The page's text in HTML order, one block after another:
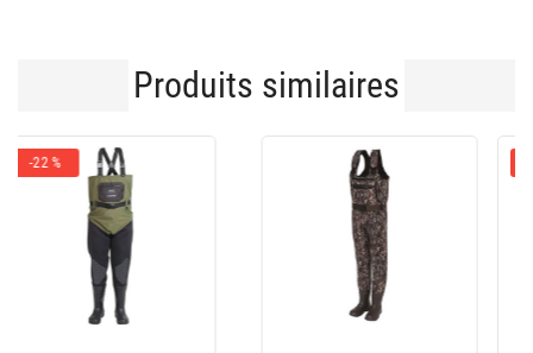
Produits similaires
-11 %